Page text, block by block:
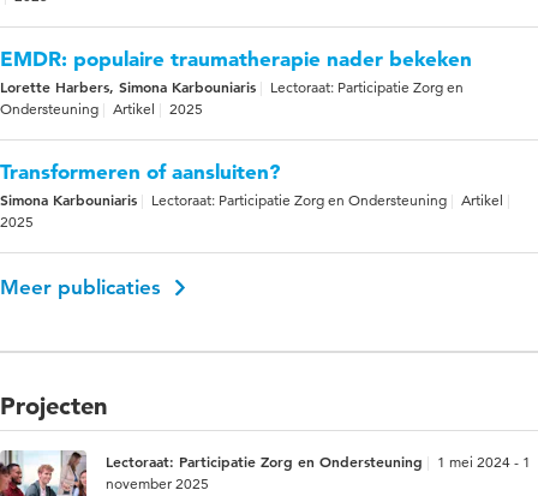
EMDR: populaire traumatherapie nader bekeken
Lorette Harbers, Simona Karbouniaris
Lectoraat: Participatie Zorg en
Ondersteuning
Artikel 2025
Transformeren of aansluiten?
Simona Karbouniaris Lectoraat: Participatie Zorg en Ondersteuning
Artikel
2025
Meer publicaties
Projecten
Lectoraat: Participatie Zorg en Ondersteuning
1 mei 2024 - 1
november 2025